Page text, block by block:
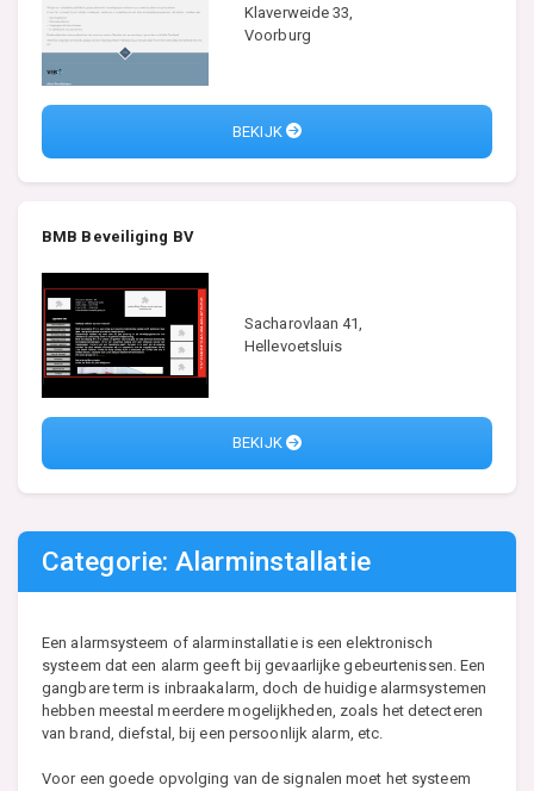
Klaverweide 33,
Voorburg
BEKIJK
BMB Beveiliging BV
Sacharovlaan 41,
Hellevoetsluis
BEKIJK
Categorie: Alarminstallatie
Een alarmsysteem of alarminstallatie is een elektronisch
systeem dat een alarm geeft bij gevaarlijke gebeurtenissen. Een
gangbare term is inbraakalarm, doch de huidige alarmsystemen
hebben meestal meerdere mogelijkheden, zoals het detecteren
van brand, diefstal, bij een persoonlijk alarm, etc.
Voor een goede opvolging van de signalen moet het systeem